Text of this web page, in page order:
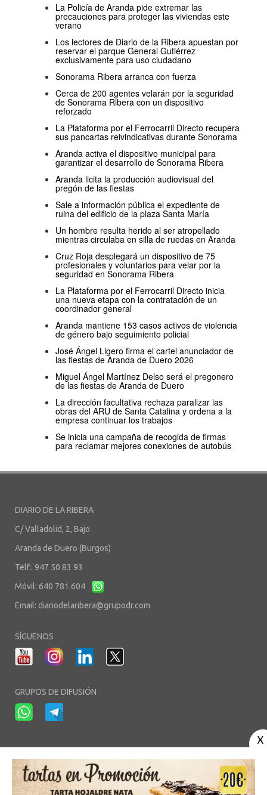
La Policía de Aranda pide extremar las
precauciones para proteger las viviendas este
verano
Los lectores de Diario de la Ribera apuestan por
reservar el parque General Gutiérrez
exclusivamente para uso ciudadano
Sonorama Ribera arranca con fuerza
Cerca de 200 agentes velarán por la seguridad
de Sonorama Ribera con un dispositivo
reforzado
La Plataforma por el Ferrocarril Directo recupera
sus pancartas reivindicativas durante Sonorama
Aranda activa el dispositivo municipal para
garantizar el desarrollo de Sonorama Ribera
Aranda licita la producción audiovisual del
pregón de las fiestas
Sale a información pública el expediente de
ruina del edificio de la plaza Santa María
Un hombre resulta herido al ser atropellado
mientras circulaba en silla de ruedas en Aranda
Cruz Roja desplegará un dispositivo de 75
profesionales y voluntarios para velar por la
seguridad en Sonorama Ribera
La Plataforma por el Ferrocarril Directo inicia
una nueva etapa con la contratación de un
coordinador general
Aranda mantiene 153 casos activos de violencia
de género bajo seguimiento policial
José Ángel Ligero firma el cartel anunciador de
las fiestas de Aranda de Duero 2026
Miguel Ángel Martínez Delso será el pregonero
de las fiestas de Aranda de Duero
La dirección facultativa rechaza paralizar las
obras del ARU de Santa Catalina y ordena a la
empresa continuar los trabajos
Se inicia una campaña de recogida de firmas
para reclamar mejores conexiones de autobús
DIARIO DE LA RIBERA
C/ Valladolid, 2, Bajo
Aranda de Duero (Burgos)
Telf.: 947 50 83 93
Móvil: 640 781 604
Email: diariodelaribera@grupodr.com
SÍGUENOS
GRUPOS DE DIFUSIÓN